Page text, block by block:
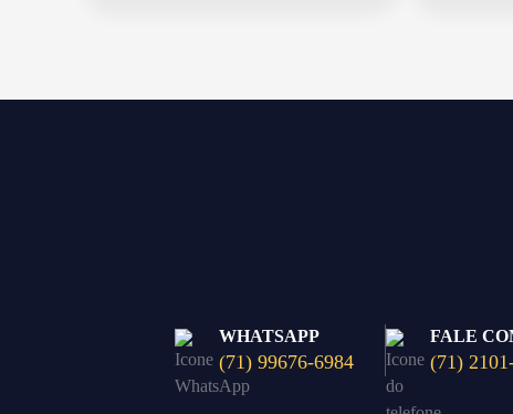
WHATSAPP
(71) 99676-6984
FALE
(71)